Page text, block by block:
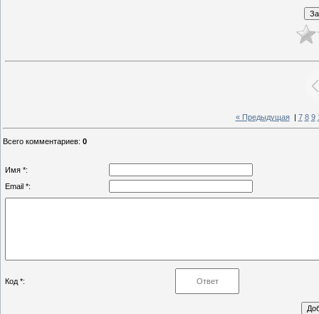
« Предыдущая| 7 8 9
Всего комментариев: 0
Имя *:
Email *:
Код *: